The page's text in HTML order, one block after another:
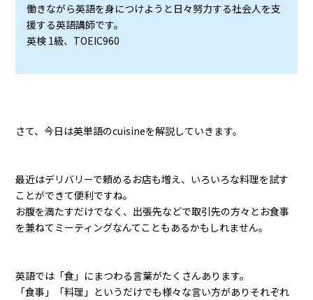
働きながら英語を身につけようと日々努力する社会人を支
援する英語講師です。
英検 1級、TOEIC960
さて、今日は英単語のcuisineを解説していきます。
最近はデリバリーで頼めるお店も増え、いろいろな料理を試す
ことができて便利ですね。
お腹を満たすだけでなく、出張先などで取引先の方々とお食事
を兼ねてミーティングなんてこともあるかもしれません。
英語では「食」にまつわる言葉がたくさんあります。
「食事」「料理」というだけでも様々な言い方がありそれぞれ